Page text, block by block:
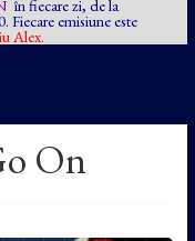
în fiecare zi, de la
Fiecare emisiune este
Alex.
On